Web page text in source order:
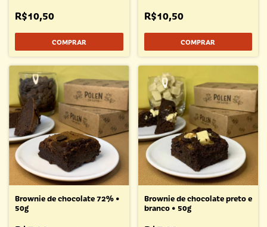
R$10,50 R$10,50
Brownie de chocolate 72% •
50g
Brownie de chocolate preto e
branco • 50g